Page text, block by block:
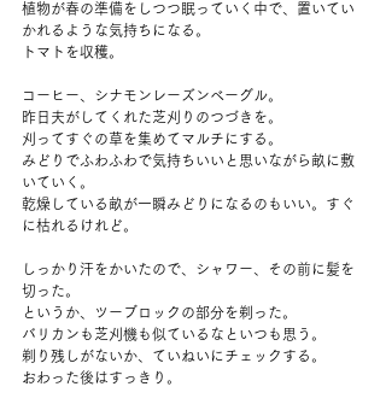
植物が春の準備をしつつ眠っていく中で、置いてい
かれるような気持ちになる。
トマトを収穫。
コーヒー、シナモンレーズンベーグル。
昨日夫がしてくれた芝刈りのつづきを。
刈ってすぐの草を集めてマルチにする。
みどりでふわふわで気持ちいいと思いながら畝に敷
いていく。
乾燥している畝が一瞬みどりになるのもいい。すぐ
に枯れるけれど。
しっかり汗をかいたので、シャワー、その前に髪を
切った。
というか、ツーブロックの部分を剃った。
バリカンも芝刈機も似ているなといつも思う。
剃り残しがないか、ていねいにチェックする。
おわった後はすっきり。